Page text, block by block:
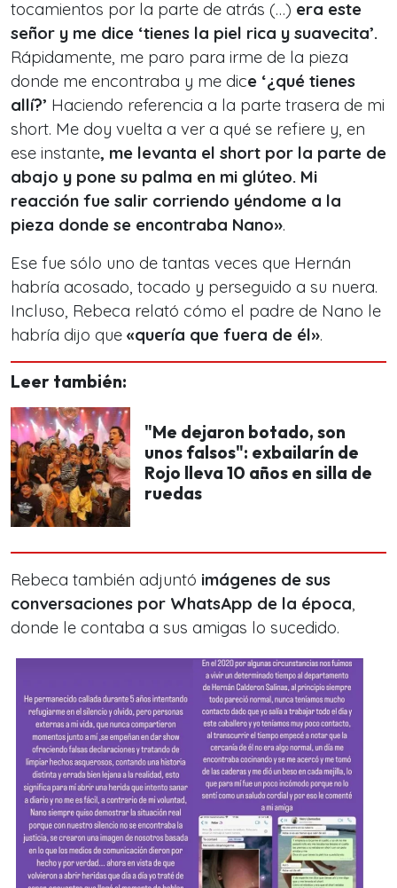
tocamientos por la parte de atrás (…) era este
señor y me dice ‘tienes la piel rica y suavecita’.
Rápidamente, me paro para irme de la pieza
donde me encontraba y me dice ‘¿qué tienes
allí?’ Haciendo referencia a la parte trasera de mi
short. Me doy vuelta a ver a qué se refiere y, en
ese instante, me levanta el short por la parte de
abajo y pone su palma en mi glúteo. Mi
reacción fue salir corriendo yéndome a la
pieza donde se encontraba Nano».
Ese fue sólo uno de tantas veces que Hernán
habría acosado, tocado y perseguido a su nuera.
Incluso, Rebeca relató cómo el padre de Nano le
habría dijo que «quería que fuera de él».
Leer también:
"Me dejaron botado, son
unos falsos": exbailarín de
Rojo lleva 10 años en silla de
ruedas
Rebeca también adjuntó imágenes de sus
conversaciones por WhatsApp de la época,
donde le contaba a sus amigas lo sucedido.